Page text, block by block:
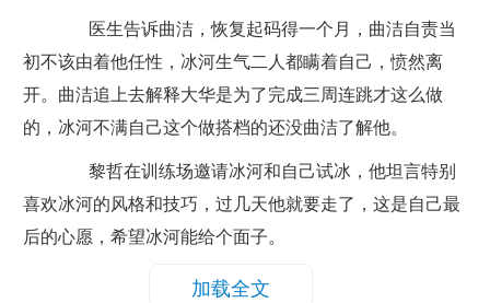
医生告诉曲洁，恢复起码得一个月，曲洁自责当
初不该由着他任性，冰河生气二人都瞒着自己，愤然离
开。曲洁追上去解释大华是为了完成三周连跳才这么做
的，冰河不满自己这个做搭档的还没曲洁了解他。
黎哲在训练场邀请冰河和自己试冰，他坦言特别
喜欢冰河的风格和技巧，过几天他就要走了，这是自己最
后的心愿，希望冰河能给个面子。
加载全文